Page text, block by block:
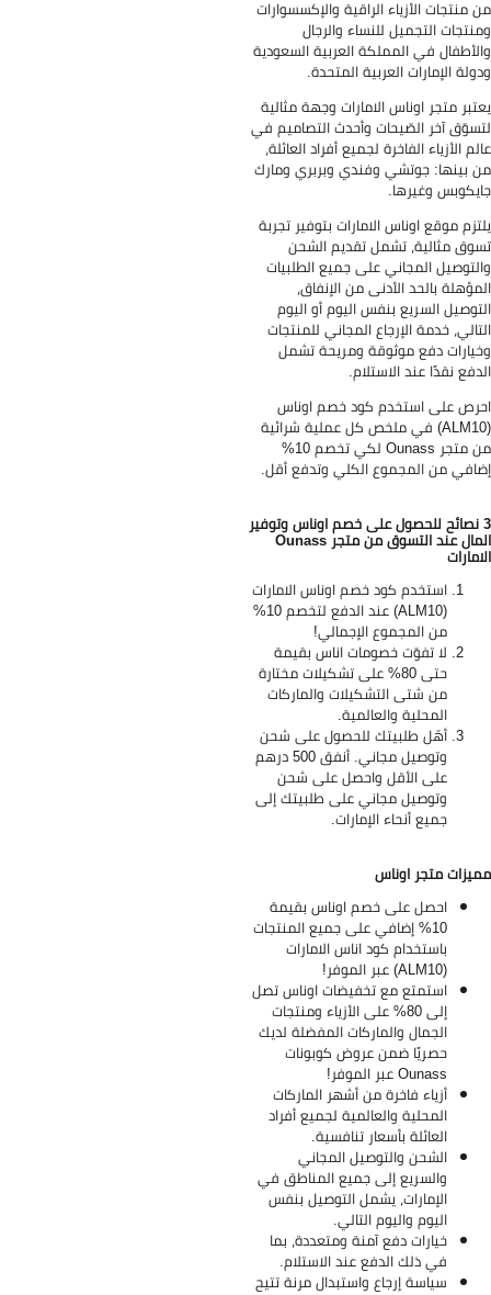
منتجات الأزياء الراقية والإكسسوارات
التجميل للنساء والرجال
في المملكة العربية السعودية
الإمارات العربية المتحدة.
متجر اوناس الامارات وجهة مثالية
آخر الصّيحات وأحدث التصاميم في
الأزياء الفاخرة لجميع أفراد العائلة،
بينها: جوتشي وفندي وبربري ومارك
وغيرها.
موقع اوناس الامارات بتوفير تجربة
مثالية، تشمل تقديم الشحن
المجاني على جميع الطلبيات
بالحد الأدنى من الإنفاق،
السريع بنفس اليوم أو اليوم
خدمة الإرجاع المجاني للمنتجات
دفع موثوقة ومريحة تشمل
نقدًا عند الاستلام.
على استخدم كود خصم اوناس
(ALM10) في ملخص كل عملية شرائية
من متجر Ounass لكي تخصم 10%
من المجموع الكلي وتدفع أقل.
3 نصائح للحصول على خصم اوناس وتوفير
المال عند التسوق من متجر Ounass
استخدم كود خصم اوناس الامارات
(ALM10) عند الدفع لتخصم 10%
من المجموع الإجمالي!
لا تفوّت خصومات اناس بقيمة
حتى 80% على تشكيلات مختارة
من شتى التشكيلات والماركات
المحلية والعالمية.
أهّل طلبيتك للحصول على شحن
وتوصيل مجاني. أنفق 500 درهم
على الأقل واحصل على شحن
وتوصيل مجاني على طلبيتك إلى
جميع أنحاء الإمارات.
متجر اوناس
احصل على خصم اوناس بقيمة
10% إضافي على جميع المنتجات
باستخدام كود اناس الامارات
استمتع مع تخفيضات اوناس تصل
إلى 80% على الأزياء ومنتجات
الجمال والماركات المفضلة لديك
حصريًا ضمن عروض كوبونات
Ounass عبر الموفر!
أزياء فاخرة من أشهر الماركات
المحلية والعالمية لجميع أفراد
العائلة بأسعار تنافسية.
الشحن والتوصيل المجاني
والسريع إلى جميع المناطق في
الإمارات، يشمل التوصيل بنفس
اليوم واليوم التالي.
خيارات دفع آمنة ومتعددة، بما
في ذلك الدفع عند الاستلام.
سياسة إرجاع واستبدال مرنة تتيح